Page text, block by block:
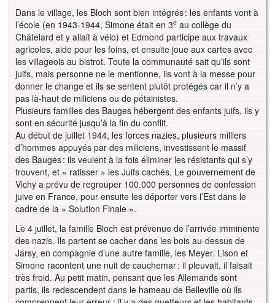
Dans le village, les Bloch sont bien intégrés : les enfants vont à
l’école (en 1943-1944, Simone était en 3e au collège du
Châtelard et y allait à vélo) et Edmond participe aux travaux
agricoles, aide pour les foins, et ensuite joue aux cartes avec
les villageois au bistrot. Toute la communauté sait qu’ils sont
juifs, mais personne ne le mentionne, ils vont à la messe pour
donner le change et ils se sentent plutôt protégés car il n’y a
pas là-haut de miliciens ou de pétainistes.
Plusieurs familles des Bauges hébergent des enfants juifs, ils y
sont en sécurité jusqu’à la fin du conflit.
Au début de juillet 1944, les forces nazies, plusieurs milliers
d’hommes appuyés par des miliciens, investissent le massif
des Bauges : ils veulent à la fois éliminer les résistants qui s’y
trouvent, et « ratisser » les Juifs cachés. Le gouvernement de
Vichy a prévu de regrouper 100.000 personnes de confession
juive en France, pour ensuite les déporter vers l’Est dans le
cadre de la « Solution Finale ».
Le 4 juillet, la famille Bloch est prévenue de l’arrivée imminente
des nazis. Ils partent se cacher dans les bois au-dessus de
Jarsy, en compagnie d’une autre famille, les Meyer. Lison et
Simone racontent une nuit de cauchemar : il pleuvait, il faisait
très froid. Au petit matin, pensant que les Allemands sont
partis, ils redescendent dans le hameau de Belleville où ils